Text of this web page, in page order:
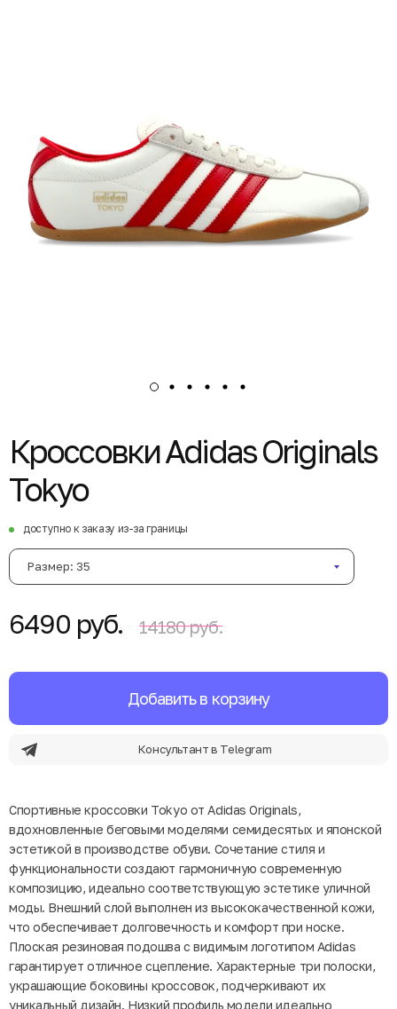
Кроссовки Adidas Originals
Tokyo
доступно к заказу из-за границы
Размер: 35
6490 руб. 14180 руб.
Добавить в корзину
Консультант в Telegram
Спортивные кроссовки Tokyo от Adidas Originals,
вдохновленные беговыми моделями семидесятых и японской
эстетикой в производстве обуви. Сочетание стиля и
функциональности создают гармоничную современную
композицию, идеально соответствующую эстетике уличной
моды. Внешний слой выполнен из высококачественной кожи,
что обеспечивает долговечность и комфорт при носке.
Плоская резиновая подошва с видимым логотипом Adidas
гарантирует отличное сцепление. Характерные три полоски,
украшающие боковины кроссовок, подчеркивают их
уникальный дизайн. Низкий профиль модели идеально